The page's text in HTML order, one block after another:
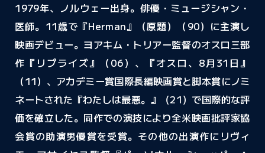
1979年、ノルウェー出身。俳優・ミュージシャン・
医師。11歳で『Herman』（原題）（90）に主演し
映画デビュー。ヨアキム・トリアー監督のオスロ三部
作『リプライズ』（06）、『オスロ、8月31日』
（11）、アカデミー賞国際長編映画賞と脚本賞にノミ
ネートされた『わたしは最悪。』（21）で国際的な評
価を確立した。 同作での演技により全米映画批評家協
会賞の助演男優賞を受賞。その他の出演作にリヴィ